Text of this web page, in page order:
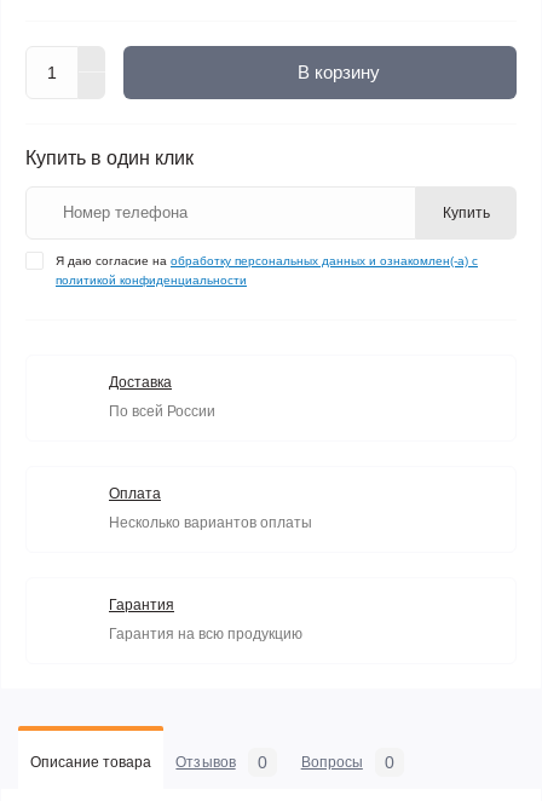
В корзину
Купить в один клик
Купить
Я даю согласие на обработку персональных данных и ознакомлен(-а) с
политикой конфиденциальности
Доставка
По всей России
Оплата
Несколько вариантов оплаты
Гарантия
Гарантия на всю продукцию
Описание товара Отзывов 0 Вопросы 0